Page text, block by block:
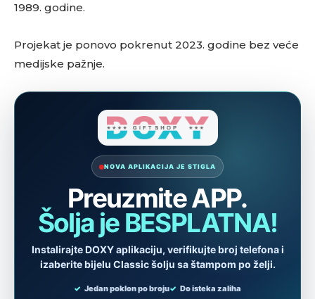
1989. godine.
Projekat je ponovo pokrenut 2023. godine bez veće
medijske pažnje.